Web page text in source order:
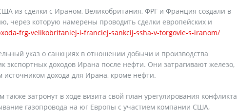
из сделки с Ираном, Великобритания, ФРГ и Франция создали в
через которую намерены проводить сделки европейских и
frg-velikobritaniej-i-franciej-sankcij-ssha-v-torgovle-s-iranom/
указ о санкциях в отношении добычи и производства
доходов Ирана после нефти. Они затрагивают железо,
дохода для Ирана, кроме нефти.
затронут в ходе визита свой план урегулирования конфликта
газопровода на юг Европы с участием компании США,